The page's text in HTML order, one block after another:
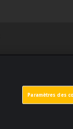
Protection des données
Paramètres des